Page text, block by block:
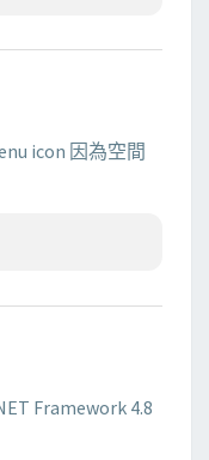
icon 因為空間
Framework 4.8